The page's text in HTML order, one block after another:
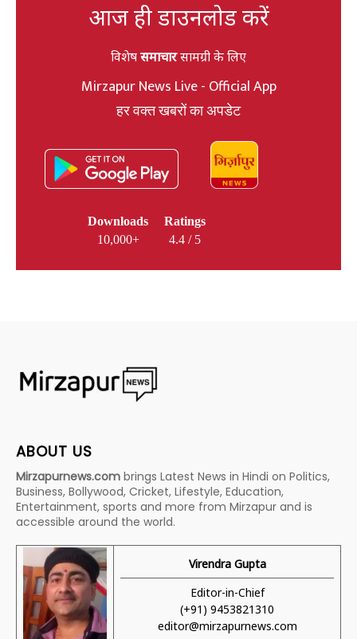
आज ही डाउनलोड करें
विशेषसमाचारसामग्री के लिए
Mirzapur News Live - Official App
हर वक्त खबरों का अपडेट
Downloads
10,000+
Ratings
4.4 / 5
ABOUT US
Mirzapurnews.com brings Latest News in Hindi on Politics,
Business, Bollywood, Cricket, Lifestyle, Education,
Entertainment, sports and more from Mirzapur and is
accessible around the world.
Virendra Gupta
Editor-in-Chief
(+91) 9453821310
editor@mirzapurnews.com